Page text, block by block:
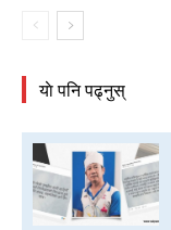
याे पनि पढ्नुस्